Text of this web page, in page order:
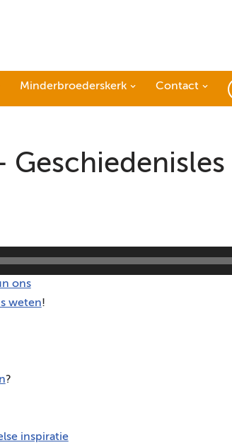
Minderbroederskerk
Contact
Geschiedenisles
ons
weten!
?
inspiratie